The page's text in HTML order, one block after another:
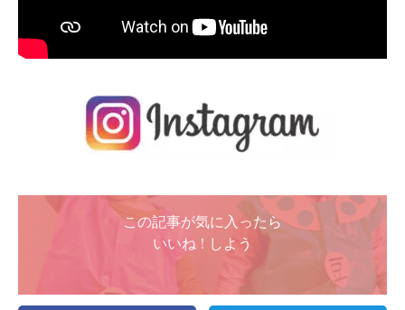
この記事が気に入ったら
いいね ! しよう